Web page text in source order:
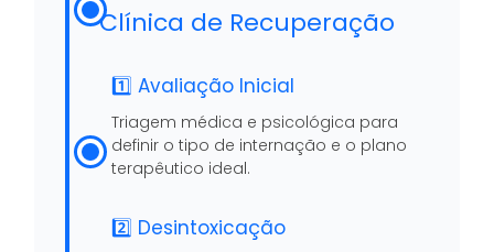
Clínica de Recuperação
1️⃣ Avaliação Inicial
Triagem médica e psicológica para
definir o tipo de internação e o plano
terapêutico ideal.
2️⃣ Desintoxicação